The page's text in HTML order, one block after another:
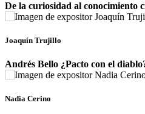
De la curiosidad al conocimiento
Joaquín Trujillo
Andrés Bello ¿Pacto con el
Nadia Cerino